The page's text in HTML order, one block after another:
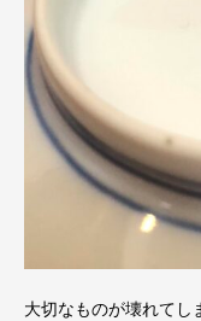
大切なものが壊れてし